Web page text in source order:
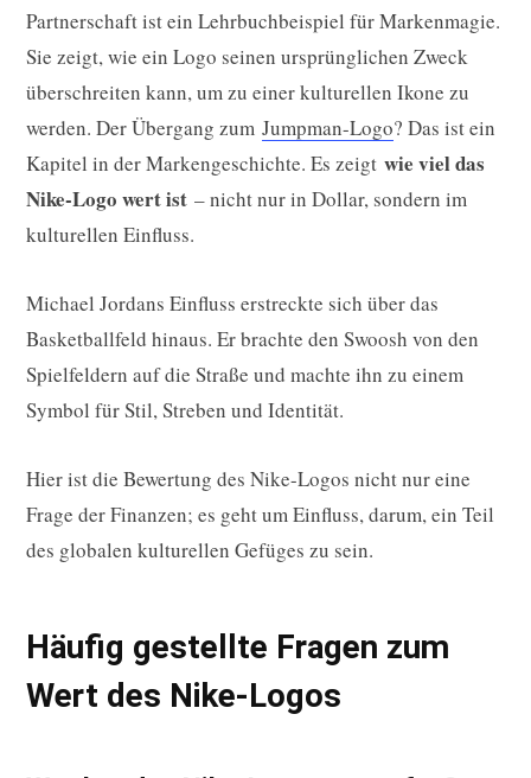
Partnerschaft ist ein Lehrbuchbeispiel für Markenmagie.
Sie zeigt, wie ein Logo seinen ursprünglichen Zweck
überschreiten kann, um zu einer kulturellen Ikone zu
werden. Der Übergang zum Jumpman-Logo? Das ist ein
Kapitel in der Markengeschichte. Es zeigt wie viel das
Nike-Logo wert ist – nicht nur in Dollar, sondern im
kulturellen Einfluss.
Michael Jordans Einfluss erstreckte sich über das
Basketballfeld hinaus. Er brachte den Swoosh von den
Spielfeldern auf die Straße und machte ihn zu einem
Symbol für Stil, Streben und Identität.
Hier ist die Bewertung des Nike-Logos nicht nur eine
Frage der Finanzen; es geht um Einfluss, darum, ein Teil
des globalen kulturellen Gefüges zu sein.
Häufig gestellte Fragen zum
Wert des Nike-Logos